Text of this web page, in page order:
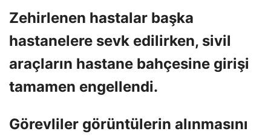
Zehirlenen hastalar başka
hastanelere sevk edilirken, sivil
araçların hastane bahçesine girişi
tamamen engellendi.
Görevliler görüntülerin alınmasını